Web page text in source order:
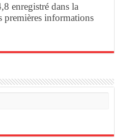
enregistré dans la
premières informations